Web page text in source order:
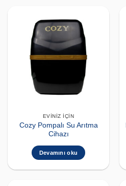
EVINIZ İÇIN
Cozy Pompalı Su Arıtma
Cihazı
Devamını oku